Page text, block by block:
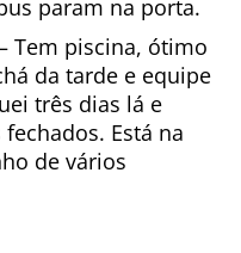
param na porta.
Tem piscina, ótimo
da tarde e equipe
três dias lá e
Está na
de vários